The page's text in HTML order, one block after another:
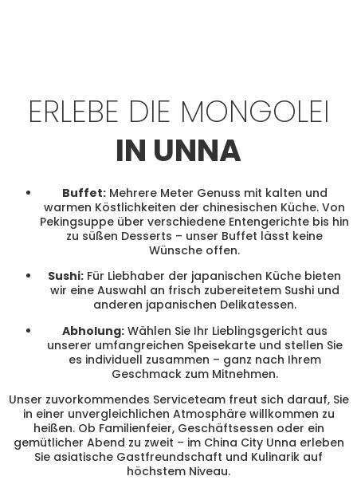
ERLEBE DIE MONGOLEI
IN UNNA
Buffet:Mehrere Meter Genuss mit kalten und
warmen Köstlichkeiten der chinesischen Küche. Von
Pekingsuppe über verschiedene Entengerichte bis hin
zu süßen Desserts – unser Buffet lässt keine
Wünsche offen.
Sushi: Für Liebhaber der japanischen Küche bieten
wir eine Auswahl an frisch zubereitetem Sushi und
anderen japanischen Delikatessen.
Abholung:Wählen Sie Ihr Lieblingsgericht aus
unserer umfangreichen Speisekarte und stellen Sie
es individuell zusammen – ganz nach Ihrem
Geschmack zum Mitnehmen.
Unser zuvorkommendes Serviceteam freut sich darauf, Sie
in einer unvergleichlichen Atmosphäre willkommen zu
heißen. Ob Familienfeier, Geschäftsessen oder ein
gemütlicher Abend zu zweit – im China City Unna erleben
Sie asiatische Gastfreundschaft und Kulinarik auf
höchstem Niveau.